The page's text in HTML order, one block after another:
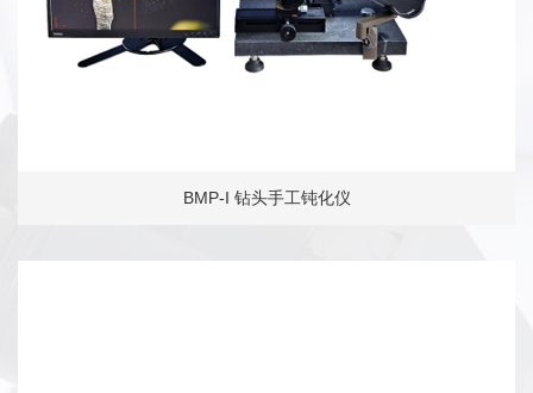
BMP-I 钻头手工钝化仪